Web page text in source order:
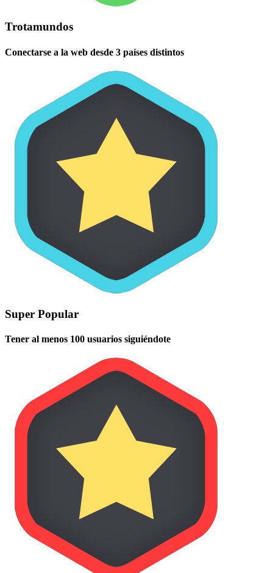
Trotamundos
Conectarse a la web desde 3 países distintos
Super Popular
Tener al menos 100 usuarios siguiéndote